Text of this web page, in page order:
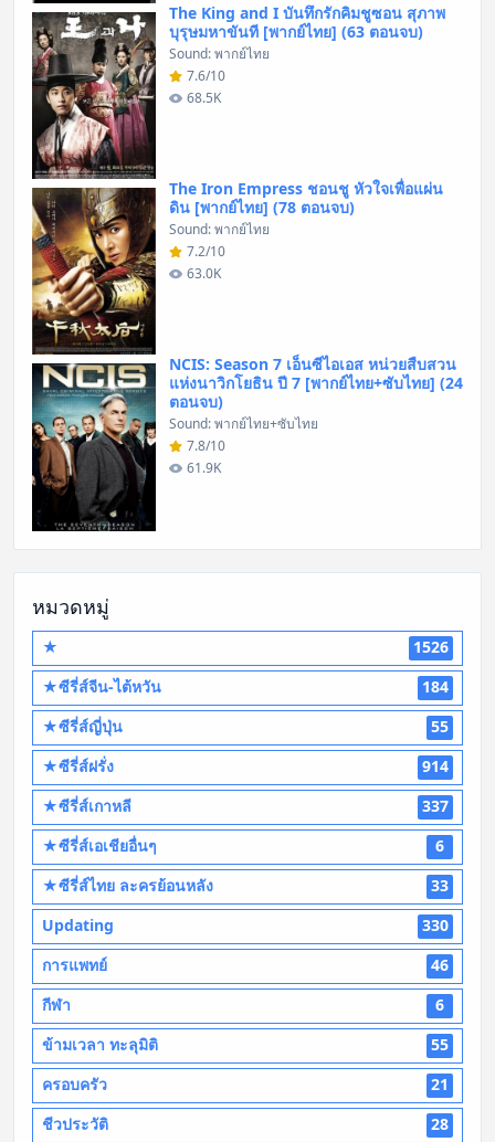
The King and I บันทึกรักคิมชูซอน สุภาพ
บุรุษมหาขันที [พากย์ไทย] (63 ตอนจบ)
Sound: พากย์ไทย
7.6/10
68.5K
The Iron Empress ชอนชู หัวใจเพื่อแผ่น
ดิน [พากย์ไทย] (78 ตอนจบ)
Sound: พากย์ไทย
7.2/10
63.0K
NCIS: Season 7 เอ็นซีไอเอส หน่วยสืบสวน
แห่งนาวิกโยธิน ปี 7 [พากย์ไทย+ซับไทย] (24
ตอนจบ)
Sound: พากย์ไทย+ซับไทย
7.8/10
61.9K
หมวดหมู่
★
1526
★ซีรี่ส์จีน-ไต้หวัน
184
★ซีรี่ส์ญี่ปุ่น
55
★ซีรี่ส์ฝรั่ง
914
★ซีรี่ส์เกาหลี
337
★ซีรี่ส์เอเชียอื่นๆ
6
★ซีรี่ส์ไทย ละครย้อนหลัง
33
Updating
330
การแพทย์
46
กีฬา
6
ข้ามเวลา ทะลุมิติ
55
ครอบครัว
21
ชีวประวัติ
28